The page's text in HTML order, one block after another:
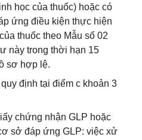
học của thuốc) hoặc có
ứng điều kiện thực hiện
thuốc theo Mẫu số 02
này trong thời hạn 15
sơ hợp lệ.
định tại điểm c khoản 3
chứng nhận GLP hoặc
sở đáp ứng GLP: việc xử